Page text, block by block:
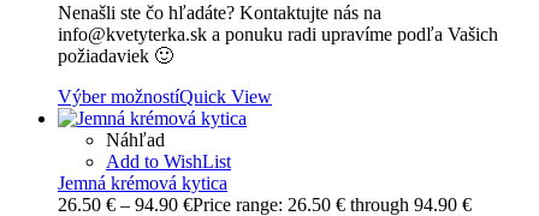
Nenašli ste čo hľadáte? Kontaktujte nás na
info@kvetyterka.sk a ponuku radi upravíme podľa Vašich
požiadaviek 🙂
Výber možnostíQuick View
Náhľad
Add to WishList
Jemná krémová kytica
26.50 € – 94.90 €Price range: 26.50 € through 94.90 €